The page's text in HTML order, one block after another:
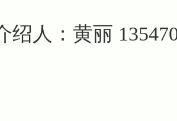
绍人：黄丽